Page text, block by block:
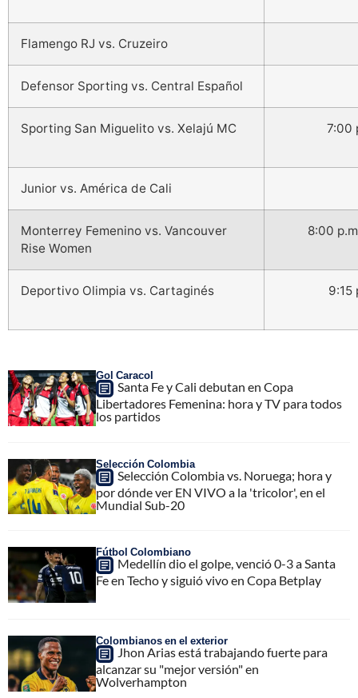
Flamengo RJ vs. Cruzeiro
Defensor Sporting vs. Central Español
Sporting San Miguelito vs. Xelajú MC 7:00
Junior vs. América de Cali
Monterrey Femenino vs. Vancouver
Rise Women
8:00
Deportivo Olimpia vs. Cartaginés 9:15
Gol Caracol
Santa Fe y Cali debutan en Copa
Libertadores Femenina: hora y TV para todos
los partidos
Selección Colombia
Selección Colombia vs. Noruega; hora y
por dónde ver EN VIVO a la 'tricolor', en el
Mundial Sub-20
Fútbol Colombiano
Medellín dio el golpe, venció 0-3 a Santa
Fe en Techo y siguió vivo en Copa Betplay
Colombianos en el exterior
Jhon Arias está trabajando fuerte para
alcanzar su "mejor versión" en
Wolverhampton